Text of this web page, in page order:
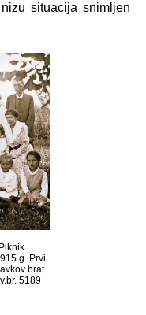
situacija snimljen
Prvi
brat.
5189